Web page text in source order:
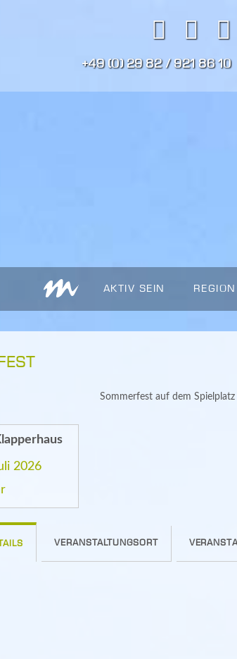
+49 (0) 29 82 / 921 86 10
AKTIV SEIN
2026
Sommerfest auf dem
VERANSTALTUNGSORT